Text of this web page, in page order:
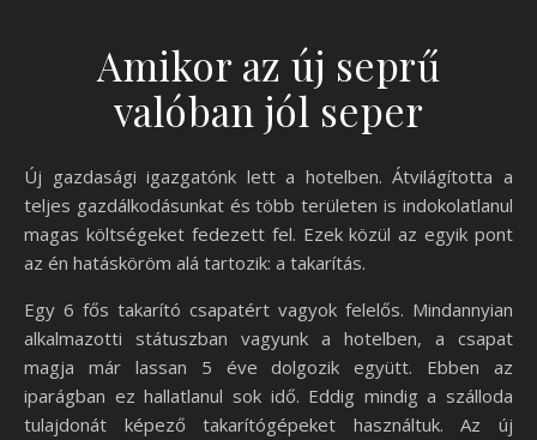
Amikor az új seprű
valóban jól seper
Új gazdasági igazgatónk lett a hotelben. Átvilágította a
teljes gazdálkodásunkat és több területen is indokolatlanul
magas költségeket fedezett fel. Ezek közül az egyik pont
az én hatásköröm alá tartozik: a takarítás.
Egy 6 fős takarító csapatért vagyok felelős. Mindannyian
alkalmazotti státuszban vagyunk a hotelben, a csapat
magja már lassan 5 éve dolgozik együtt. Ebben az
iparágban ez hallatlanul sok idő. Eddig mindig a szálloda
tulajdonát képező takarítógépeket használtuk. Az új